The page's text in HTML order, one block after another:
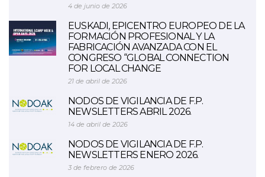
4 de junio de 2026
EUSKADI, EPICENTRO EUROPEO DE LA
FORMACIÓN PROFESIONAL Y LA
FABRICACIÓN AVANZADA CON EL
CONGRESO “GLOBAL CONNECTION
FOR LOCAL CHANGE
21 de abril de 2026
NODOS DE VIGILANCIA DE F.P.
NEWSLETTERS ABRIL 2026.
14 de abril de 2026
NODOS DE VIGILANCIA DE F.P.
NEWSLETTERS ENERO 2026.
3 de febrero de 2026